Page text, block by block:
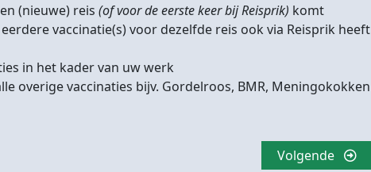
(nieuwe) reis (of voor de eerste keer bij Reisprik) komt
vaccinatie(s) voor dezelfde reis ook via Reisprik heeft
in het kader van uw werk
overige vaccinaties bijv. Gordelroos, BMR, Meningokokken
Volgende